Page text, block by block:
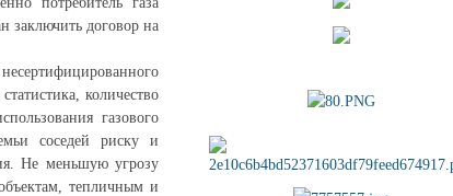
заключить договор на
количество
газового
соседей риску и
Не меньшую угрозу
тепличным и